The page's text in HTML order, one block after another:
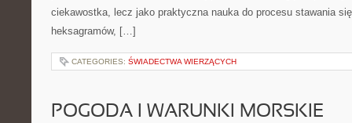
ciekawostka, lecz jako praktyczna nauka do procesu stawania
heksagramów, […]
CATEGORIES: ŚWIADECTWA WIERZĄCYCH
POGODA I WARUNKI MORSKIE